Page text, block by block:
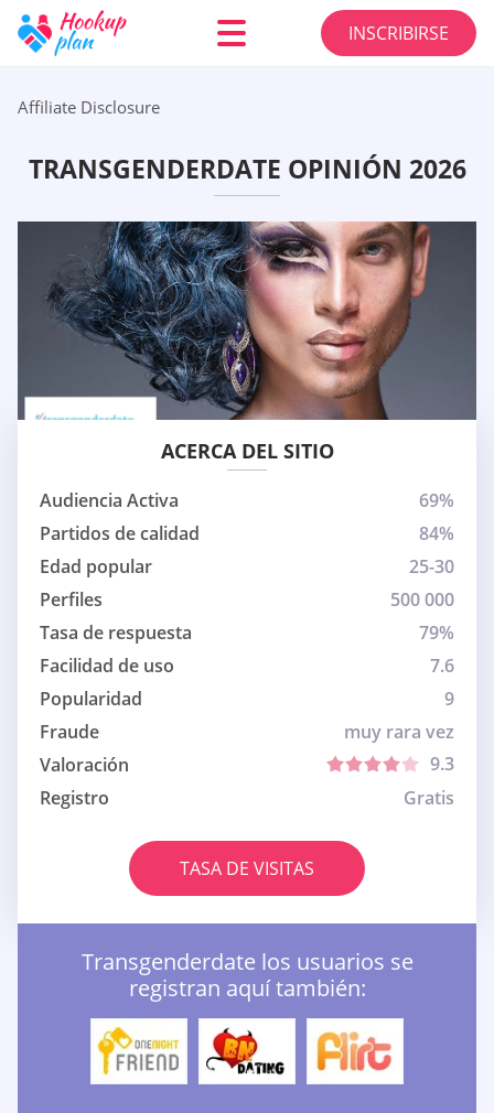
INSCRIBIRSE
Affiliate Disclosure
TRANSGENDERDATE OPINIÓN 2026
ACERCA DEL SITIO
Audiencia Activa
69%
Partidos de calidad
84%
Edad popular
25-30
Perfiles
500 000
Tasa de respuesta
79%
Facilidad de uso
7.6
Popularidad
9
Fraude
muy rara vez
Valoración
9.3
Registro
Gratis
TASA DE VISITAS
Transgenderdate los usuarios se
registran aquí también: